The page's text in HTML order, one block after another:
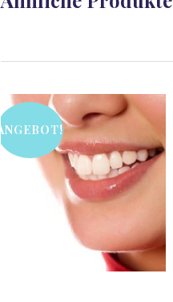
ANGEBOT!